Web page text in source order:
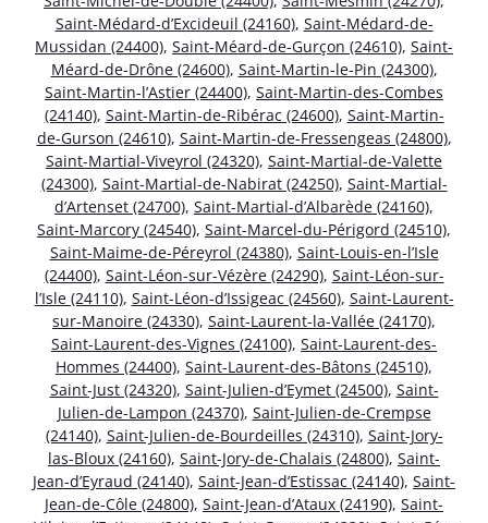
Saint-Médard-d’Excideuil (24160), Saint-Médard-de-
Mussidan (24400), Saint-Méard-de-Gurçon (24610), Saint-
Méard-de-Drône (24600), Saint-Martin-le-Pin (24300),
Saint-Martin-l’Astier (24400), Saint-Martin-des-Combes
(24140), Saint-Martin-de-Ribérac (24600), Saint-Martin-
de-Gurson (24610), Saint-Martin-de-Fressengeas (24800),
Saint-Martial-Viveyrol (24320), Saint-Martial-de-Valette
(24300), Saint-Martial-de-Nabirat (24250), Saint-Martial-
d’Artenset (24700), Saint-Martial-d’Albarède (24160),
Saint-Marcory (24540), Saint-Marcel-du-Périgord (24510),
Saint-Maime-de-Péreyrol (24380), Saint-Louis-en-l’Isle
(24400), Saint-Léon-sur-Vézère (24290), Saint-Léon-sur-
l’Isle (24110), Saint-Léon-d’Issigeac (24560), Saint-Laurent-
sur-Manoire (24330), Saint-Laurent-la-Vallée (24170),
Saint-Laurent-des-Vignes (24100), Saint-Laurent-des-
Hommes (24400), Saint-Laurent-des-Bâtons (24510),
Saint-Just (24320), Saint-Julien-d’Eymet (24500), Saint-
Julien-de-Lampon (24370), Saint-Julien-de-Crempse
(24140), Saint-Julien-de-Bourdeilles (24310), Saint-Jory-
las-Bloux (24160), Saint-Jory-de-Chalais (24800), Saint-
Jean-d’Eyraud (24140), Saint-Jean-d’Estissac (24140), Saint-
Jean-de-Côle (24800), Saint-Jean-d’Ataux (24190), Saint-